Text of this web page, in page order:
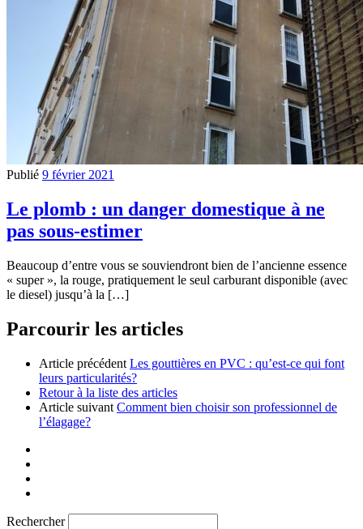
Publié 9 février 2021
Le plomb : un danger domestique à ne
pas sous-estimer
Beaucoup d’entre vous se souviendront bien de l’ancienne essence
« super », la rouge, pratiquement le seul carburant disponible (avec
le diesel) jusqu’à la […]
Parcourir les articles
Article précédent Les gouttières en PVC : qu’est-ce qui font
leurs particularités?
Retour à la liste des articles
Article suivant Comment bien choisir son professionnel de
l’élagage?
Rechercher